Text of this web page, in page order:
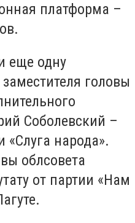
платформа –
еще одну
головы
Соболевский –
«Слуга народа».
облсовета
от партии «Нам